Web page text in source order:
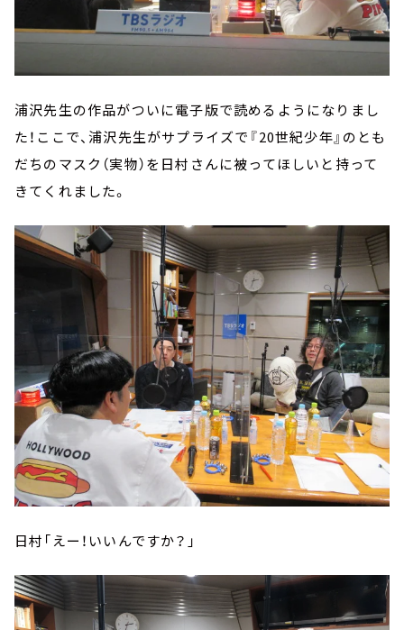
浦沢先生の作品がついに電子版で読めるようになりまし
た！ここで、浦沢先生がサプライズで『20世紀少年』のとも
だちのマスク（実物）を日村さんに被ってほしいと持って
きてくれました。
日村「えー！いいんですか？」